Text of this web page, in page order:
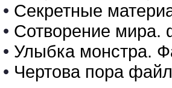
• Секретные
• Сотворение
• Улыбка монстра.
• Чертова пора